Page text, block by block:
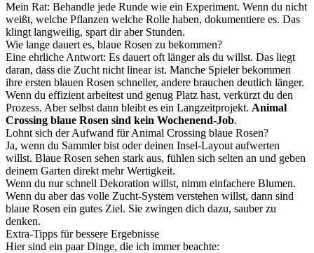
Mein Rat: Behandle jede Runde wie ein Experiment. Wenn du nicht
weißt, welche Pflanzen welche Rolle haben, dokumentiere es. Das
klingt langweilig, spart dir aber Stunden.
Wie lange dauert es, blaue Rosen zu bekommen?
Eine ehrliche Antwort: Es dauert oft länger als du willst. Das liegt
daran, dass die Zucht nicht linear ist. Manche Spieler bekommen
ihre ersten blauen Rosen schneller, andere brauchen deutlich länger.
Wenn du effizient arbeitest und genug Platz hast, verkürzt du den
Prozess. Aber selbst dann bleibt es ein Langzeitprojekt. Animal
Crossing blaue Rosen sind kein Wochenend-Job.
Lohnt sich der Aufwand für Animal Crossing blaue Rosen?
Ja, wenn du Sammler bist oder deinen Insel-Layout aufwerten
willst. Blaue Rosen sehen stark aus, fühlen sich selten an und geben
deinem Garten direkt mehr Wertigkeit.
Wenn du nur schnell Dekoration willst, nimm einfachere Blumen.
Wenn du aber das volle Zucht-System verstehen willst, dann sind
blaue Rosen ein gutes Ziel. Sie zwingen dich dazu, sauber zu
denken.
Extra-Tipps für bessere Ergebnisse
Hier sind ein paar Dinge, die ich immer beachte: